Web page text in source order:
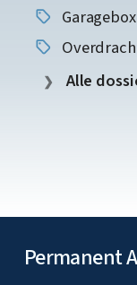
Garagebox
Alle
Permanent